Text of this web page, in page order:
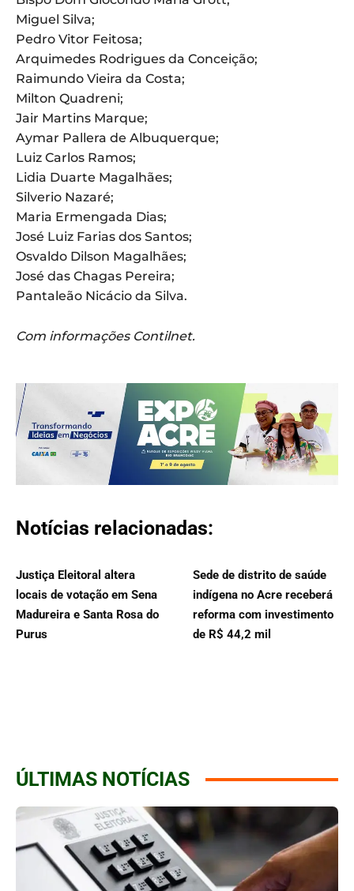
Miguel Silva;
Pedro Vitor Feitosa;
Arquimedes Rodrigues da Conceição;
Raimundo Vieira da Costa;
Milton Quadreni;
Jair Martins Marque;
Aymar Pallera de Albuquerque;
Luiz Carlos Ramos;
Lidia Duarte Magalhães;
Silverio Nazaré;
Maria Ermengada Dias;
José Luiz Farias dos Santos;
Osvaldo Dilson Magalhães;
José das Chagas Pereira;
Pantaleão Nicácio da Silva.
Com informações Contilnet.
Notícias relacionadas:
Justiça Eleitoral altera
locais de votação em Sena
Madureira e Santa Rosa do
Purus
Sede de distrito de saúde
indígena no Acre receberá
reforma com investimento
de R$ 44,2 mil
ÚLTIMAS NOTÍCIAS